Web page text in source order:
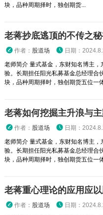
块，品种周期择时，独创期货...
老蒋抄底逃顶的不传之
作者： 股道场 日期：
老师简介 量式基金，东财知名博主
验。长期担任阳光私募基金总经理合
块，品种周期择时，独创期货五位一
老蒋如何挖掘主升浪与
作者： 股道场 日期：
老师简介 量式基金，东财知名博主
验。长期担任阳光私募基金总经理合
块，品种周期择时，独创期货五位一
老蒋重心理论的应用应
作者： 股道场 日期：